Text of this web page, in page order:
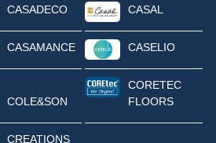
CASADECO CASAL
CASAMANCE CASELIO
COLE&SON
CORETEC
FLOORS
CREATIONS